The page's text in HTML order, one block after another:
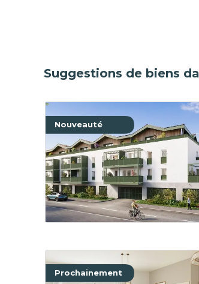
Suggestions de biens
Nouveauté
Prochainement